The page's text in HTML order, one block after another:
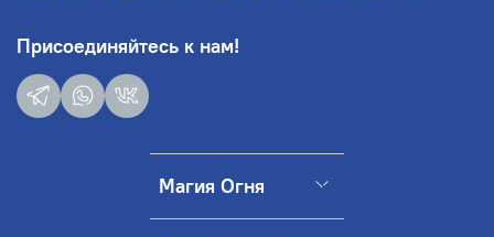
Магия Огня
Присоединяйтесь к нам!